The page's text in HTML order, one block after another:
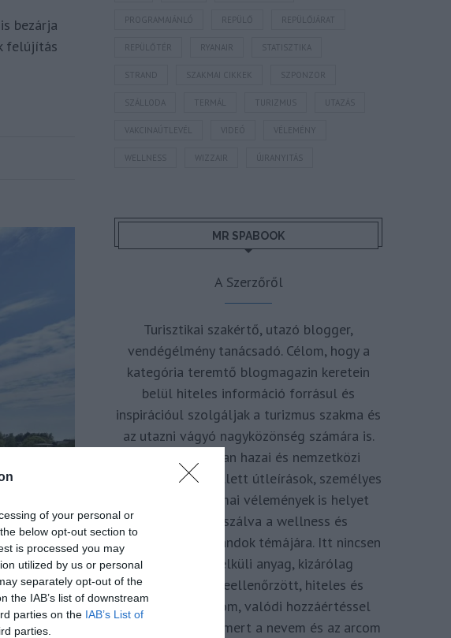
of your personal or
below opt-out section to
is processed you may
utilized by us or personal
separately opt-out of the
the IAB’s list of downstream
parties on the IAB’s List of
parties.
bezárja
felújítás
PROGRAMAJÁNLÓ REPÜLŐ REPÜLŐJÁRAT
REPÜLŐTÉR RYANAIR STATISZTIKA
STRAND SZAKMAI CIKKEK SZPONZOR
SZÁLLODA TERMÁL TURIZMUS UTAZÁS
VAKCINAÚTLEVÉL VIDEÓ VÉLEMÉNY
WELLNESS WIZZAIR ÚJRANYITÁS
MR SPABOOK
A Szerzőről
Turisztikai szakértő, utazó blogger,
vendégélmény tanácsadó. Célom, hogy a
kategória teremtő blogmagazin keretein
belül hiteles információ forrásul és
inspirációul szolgáljak a turizmus szakma és
az utazni vágyó nagyközönség számára is.
Repertoáromban hazai és nemzetközi
turizmus hírek mellett útleírások, személyes
ajánlók és szakmai vélemények is helyet
kapnak, fókuszálva a wellness és
termálfürdők, strandok témájára. Itt nincsen
hivatkozás nélküli anyag, kizárólag
többszörösen leellenőrzött, hiteles és
minőségi tartalom, valódi hozzáértéssel
megkomponálva, mert a nevem és az arcom